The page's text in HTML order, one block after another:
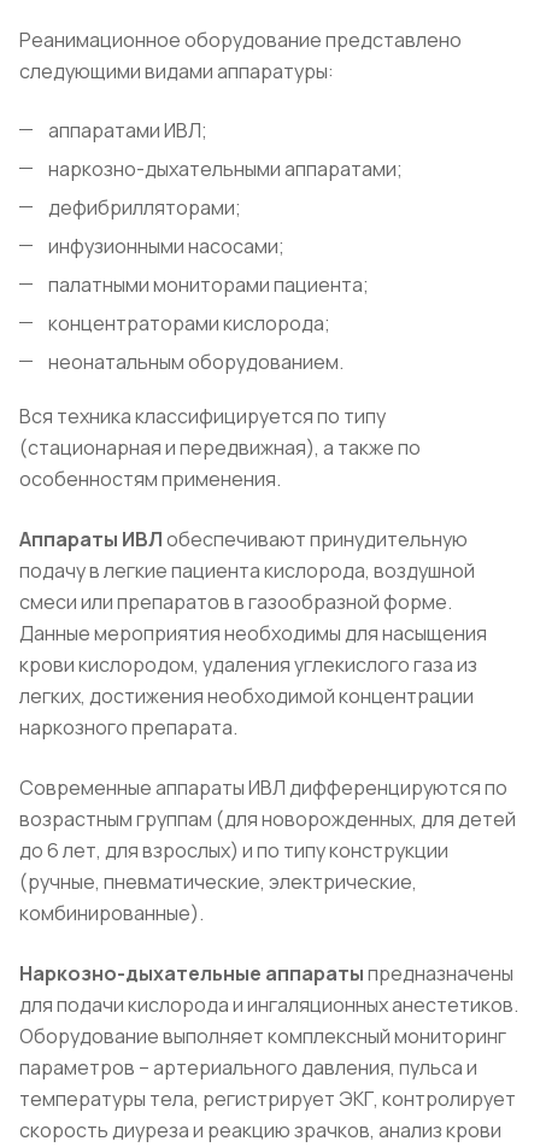
Реанимационное оборудование представлено
следующими видами аппаратуры:
аппаратами ИВЛ;
наркозно-дыхательными аппаратами;
дефибрилляторами;
инфузионными насосами;
палатными мониторами пациента;
концентраторами кислорода;
неонатальным оборудованием.
Вся техника классифицируется по типу
(стационарная и передвижная), а также по
особенностям применения.
Аппараты ИВЛобеспечивают принудительную
подачу в легкие пациента кислорода, воздушной
смеси или препаратов в газообразной форме.
Данные мероприятия необходимы для насыщения
крови кислородом, удаления углекислого газа из
легких, достижения необходимой концентрации
наркозного препарата.
Современные аппараты ИВЛ дифференцируются по
возрастным группам (для новорожденных, для детей
до 6 лет, для взрослых) и по типу конструкции
(ручные, пневматические, электрические,
комбинированные).
Наркозно-дыхательные аппаратыпредназначены
для подачи кислорода и ингаляционных анестетиков.
Оборудование выполняет комплексный мониторинг
параметров – артериального давления, пульса и
температуры тела, регистрирует ЭКГ, контролирует
скорость диуреза и реакцию зрачков, анализ крови